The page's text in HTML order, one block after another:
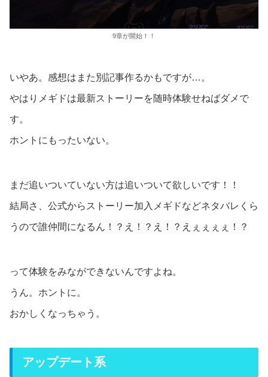
9章が開始！！
いやあ。感想はまた別記事作るかもですが…。
やはりメギドは最新ストーリーを随時体験せねばダメで
す。
ホントにもったいない。
まだ追いついていない方は追いついて欲しいです！！
結局さ、公式からストーリー加入メギドなどネタバレくら
うので誰仲間になるん！？え！？え！？えぇぇぇぇ！？
って体験をみなができないんですよね。
うん。ホントに。
おかしくなっちゃう。
アップデート系